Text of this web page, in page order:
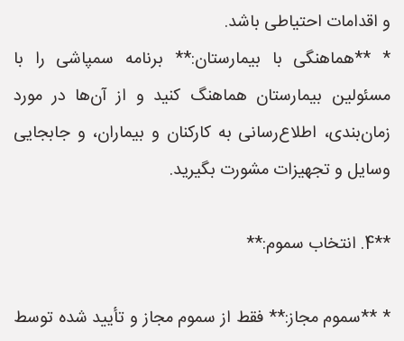
و اقدامات احتیاطی باشد.
* **هماهنگی با بیمارستان:** برنامه سمپاشی را با
مسئولین بیمارستان هماهنگ کنید و از آن‌ها در مورد
زمان‌بندی، اطلاع‌رسانی به کارکنان و بیماران، و جابجایی
وسایل و تجهیزات مشورت بگیرید.
**4. انتخاب سموم:**
* **سموم مجاز:** فقط از سموم مجاز و تأیید شده توسط